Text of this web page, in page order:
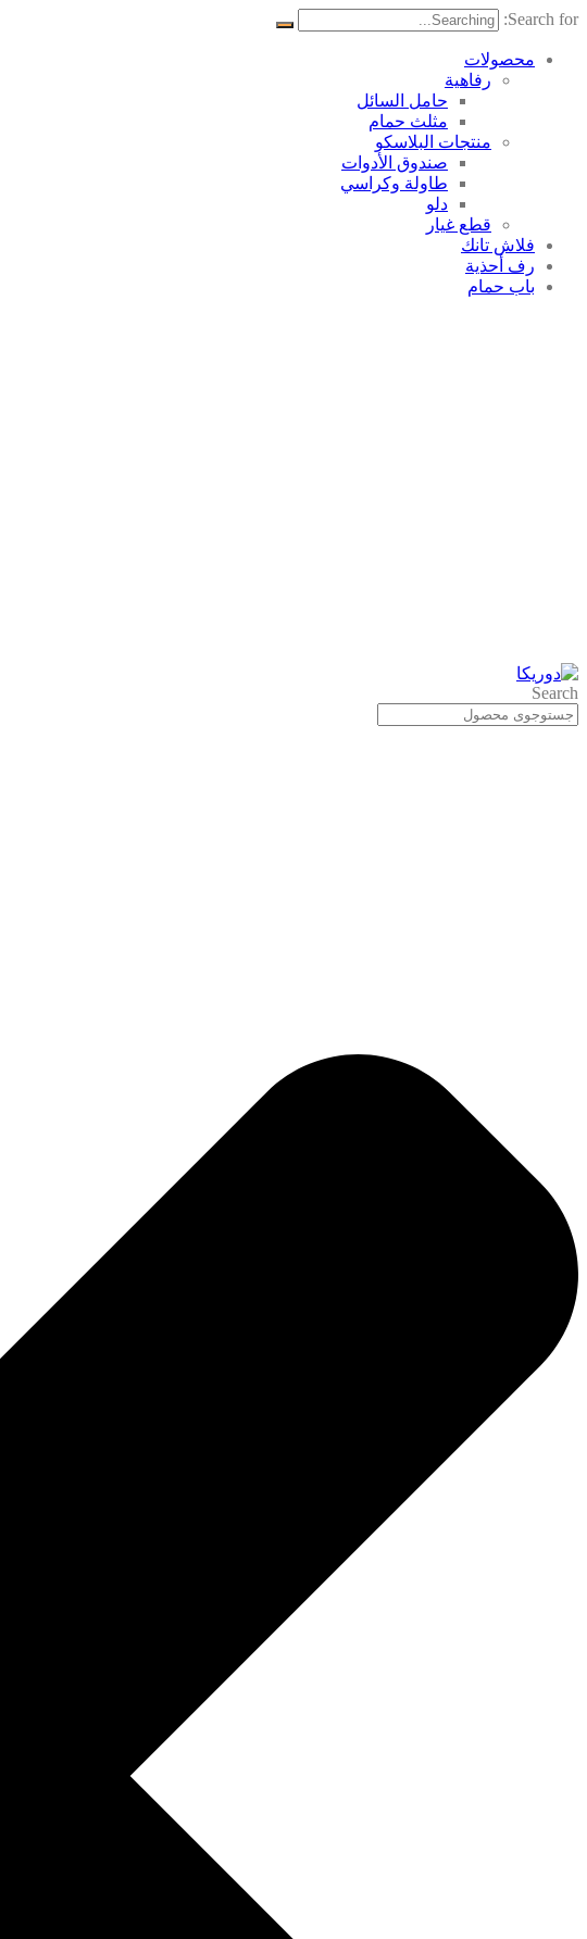
Search for:
محصولات
رفاهية
حامل السائل
مثلث حمام
منتجات البلاسکو
صندوق الأدوات
طاولة وكراسي
دلو
قطع غيار
فلاش تانك
رف أحذية
باب حمام
Search